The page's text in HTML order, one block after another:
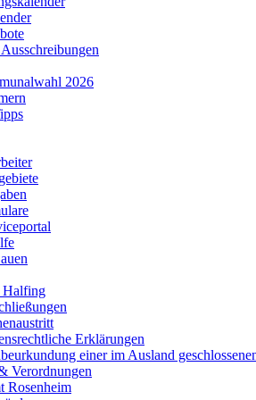
2026
Halfing
Erklärungen
einer im Ausland
Verordnungen
Rosenheim